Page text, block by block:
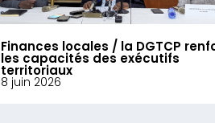
Finances locales / la DGTCP
les capacités des exécutifs
territoriaux
8 juin 2026